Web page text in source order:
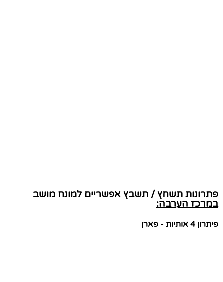
פתרונות תשחץ / תשבץ אפשריים למונח מושב
במרכז הערבה:
פיתרון 4 אותיות - פארן